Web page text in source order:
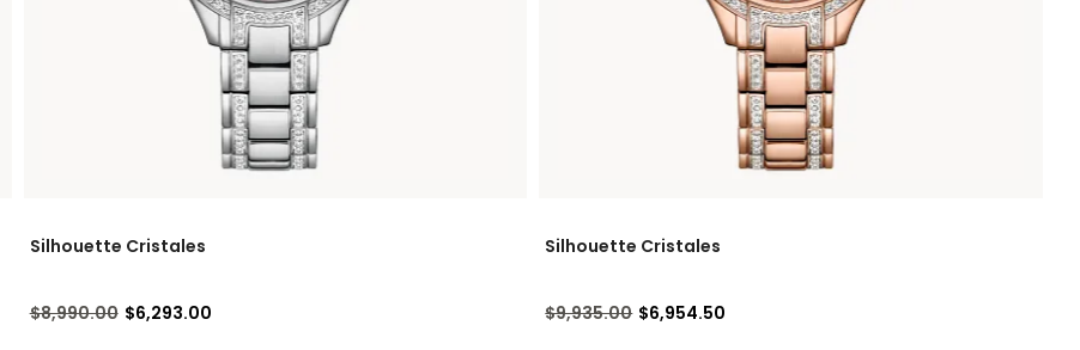
Silhouette Cristales
Precio reducido de
$8,990.00a$6,293.00
Silhouette Cristales
Precio reducido de
$9,935.00a$6,954.50